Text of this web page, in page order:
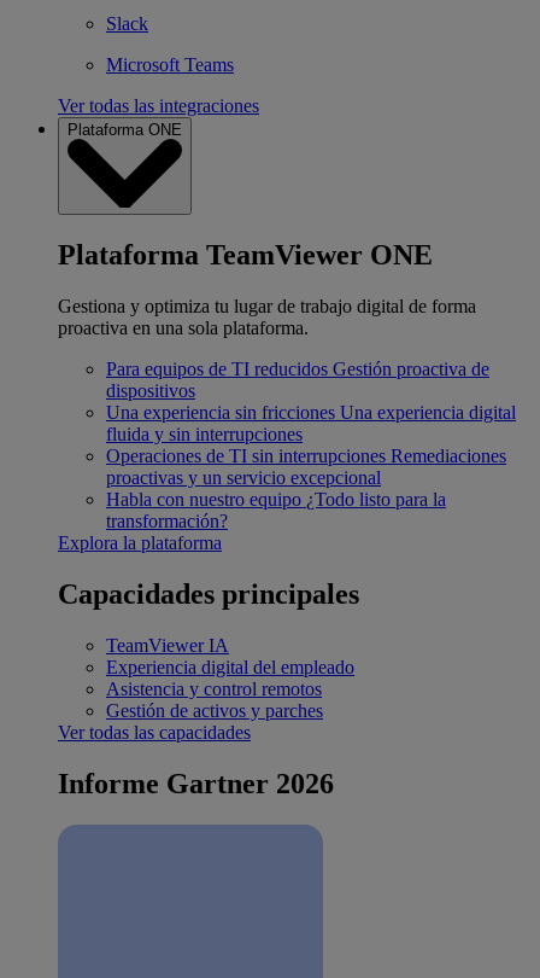
Slack
Microsoft Teams
Ver todas las integraciones
Plataforma ONE
Plataforma TeamViewer ONE
Gestiona y optimiza tu lugar de trabajo digital de forma
proactiva en una sola plataforma.
Para equipos de TI reducidos Gestión proactiva de
dispositivos
Una experiencia sin fricciones Una experiencia digital
fluida y sin interrupciones
Operaciones de TI sin interrupciones Remediaciones
proactivas y un servicio excepcional
Habla con nuestro equipo ¿Todo listo para la
transformación?
Explora la plataforma
Capacidades principales
TeamViewer IA
Experiencia digital del empleado
Asistencia y control remotos
Gestión de activos y parches
Ver todas las capacidades
Informe Gartner 2026